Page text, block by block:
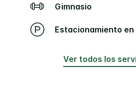
Gimnasio
Estacionamiento
Ver todos los